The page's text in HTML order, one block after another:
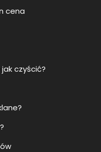
cena
czyścić?